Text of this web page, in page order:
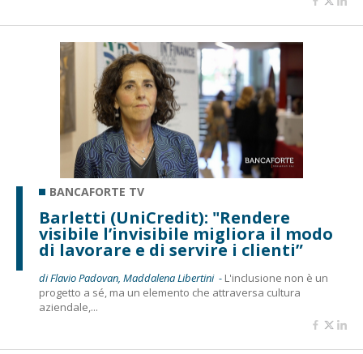
BANCAFORTE TV
Barletti (UniCredit): "Rendere
visibile l’invisibile migliora il modo
di lavorare e di servire i clienti”
di Flavio Padovan, Maddalena Libertini - L'inclusione non è un
progetto a sé, ma un elemento che attraversa cultura
aziendale,...